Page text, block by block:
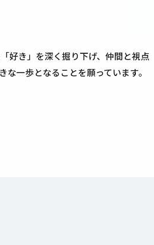
好き」を深く掘り下げ、仲間と視点
一歩となることを願っています。